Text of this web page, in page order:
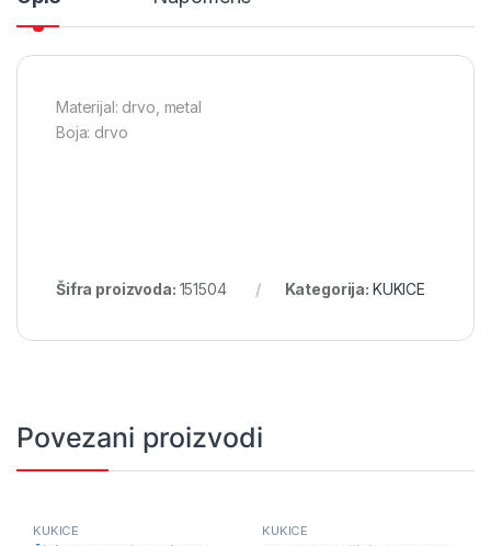
Materijal: drvo, metal
Boja: drvo
Šifra proizvoda: 151504 Kategorija: KUKICE
Povezani proizvodi
KUKICE KUKICE